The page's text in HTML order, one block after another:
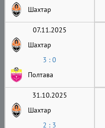
Шахтар
07.11.2025
Шахтар
3 : 0
Полтава
31.10.2025
Шахтар
2 : 3